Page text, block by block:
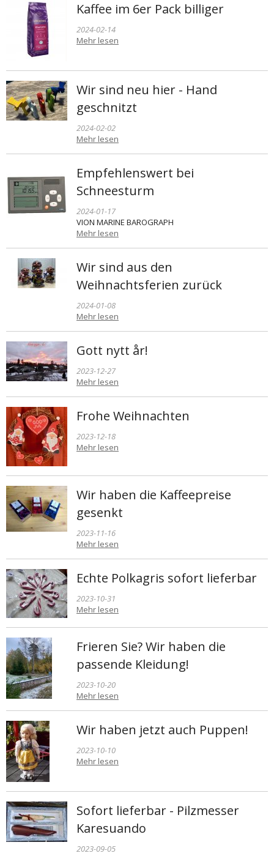
Kaffee im 6er Pack billiger
2024-02-14
Mehr lesen
Wir sind neu hier - Hand
geschnitzt
2024-02-02
Mehr lesen
Empfehlenswert bei
Schneesturm
2024-01-17
VION MARINE BAROGRAPH
Mehr lesen
Wir sind aus den
Weihnachtsferien zurück
2024-01-08
Mehr lesen
Gott nytt år!
2023-12-27
Mehr lesen
Frohe Weihnachten
2023-12-18
Mehr lesen
Wir haben die Kaffeepreise
gesenkt
2023-11-16
Mehr lesen
Echte Polkagris sofort lieferbar
2023-10-31
Mehr lesen
Frieren Sie? Wir haben die
passende Kleidung!
2023-10-20
Mehr lesen
Wir haben jetzt auch Puppen!
2023-10-10
Mehr lesen
Sofort lieferbar - Pilzmesser
Karesuando
2023-09-05